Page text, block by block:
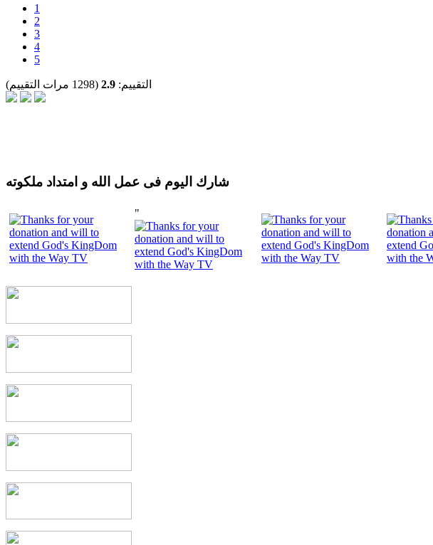
1
2
3
4
5
التقييم: 2.9 (1298 مرات التقييم)
شارك اليوم فى عمل الله و امتداد ملكوته
"